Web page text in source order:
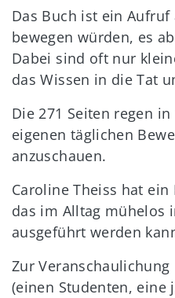
Das Buch ist ein
bewegen würden, es
Dabei sind oft nur
das Wissen in die Tat
Die 271 Seiten regen
eigenen täglichen
anzuschauen.
Caroline Theiss hat
das im Alltag mühelos
ausgeführt werden
Zur
(einen Studenten, eine